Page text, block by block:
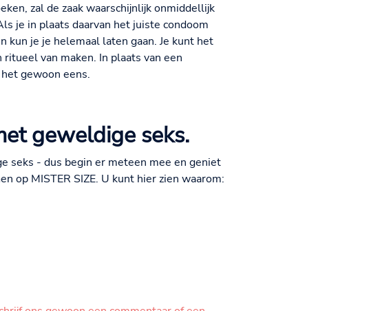
zal de zaak waarschijnlijk onmiddellijk
je in plaats daarvan het juiste condoom
kun je je helemaal laten gaan. Je kunt het
van maken. In plaats van een
gewoon eens.
geweldige seks.
seks - dus begin er meteen mee en geniet
op MISTER SIZE. U kunt hier zien waarom: